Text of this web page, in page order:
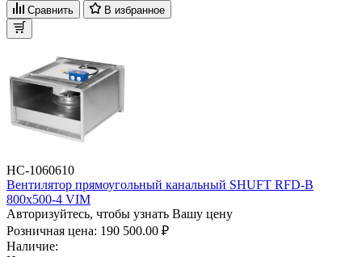
Сравнить В избранное
НС-1060610
Вентилятор прямоугольный канальный SHUFT RFD-B
800х500-4 VIM
Авторизуйтесь, чтобы узнать Вашу цену
Розничная цена: 190 500.00 ₽
Наличие: